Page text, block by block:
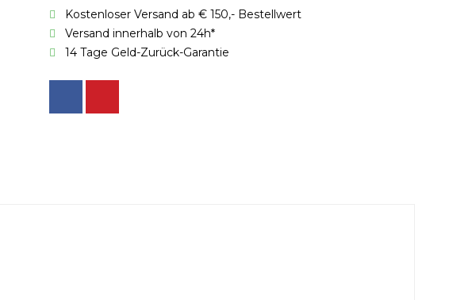
Kostenloser Versand ab € 150,- Bestellwert
Versand innerhalb von 24h*
14 Tage Geld-Zurück-Garantie